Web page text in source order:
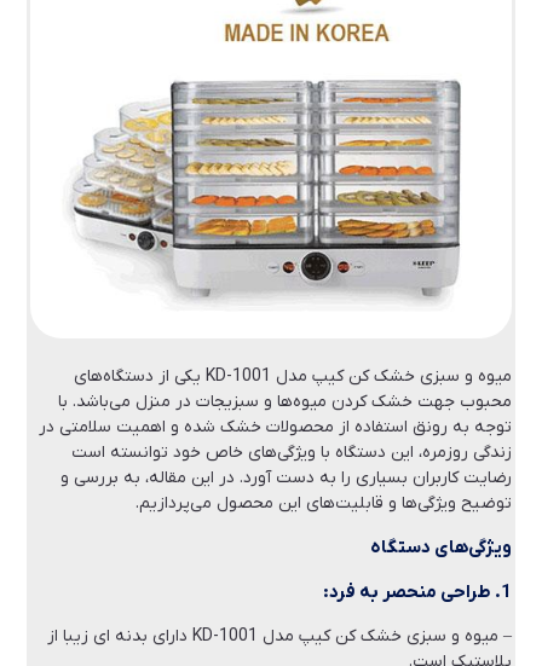
میوه و سبزی خشک کن کیپ مدل KD-1001 یکی از دستگاه‌های
محبوب جهت خشک کردن میوه‌ها و سبزیجات در منزل می‌باشد. با
توجه به رونق استفاده از محصولات خشک شده و اهمیت سلامتی در
زندگی روزمره، این دستگاه با ویژگی‌های خاص خود توانسته است
رضایت کاربران بسیاری را به دست آورد. در این مقاله، به بررسی و
توضیح ویژگی‌ها و قابلیت‌های این محصول می‌پردازیم.
ویژگی‌های دستگاه
1. طراحی منحصر به فرد:
– میوه و سبزی خشک کن کیپ مدل KD-1001 دارای بدنه ای زیبا از